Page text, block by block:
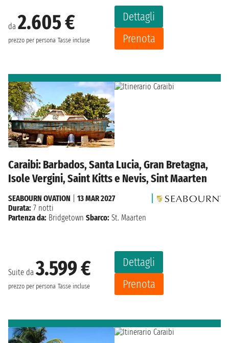
da 2.605 €
prezzo per persona Tasse incluse
Dettagli
Prenota
Caraibi: Barbados, Santa Lucia, Gran Bretagna,
Isole Vergini, Saint Kitts e Nevis, Sint Maarten
Suite da3.599 €
prezzo per persona Tasse incluse
Dettagli
Prenota
SEABOURN OVATION
13 MAR 2027
Durata: 7 notti
Partenza da: Bridgetown Sbarco: St. Maarten